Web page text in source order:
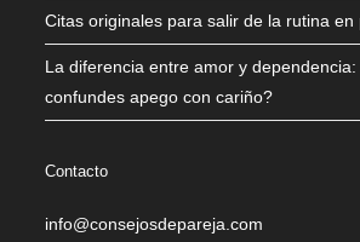
Citas originales para salir de la rutina en
La diferencia entre amor y
confundes apego con cariño?
Contacto
info@consejosdepareja.com